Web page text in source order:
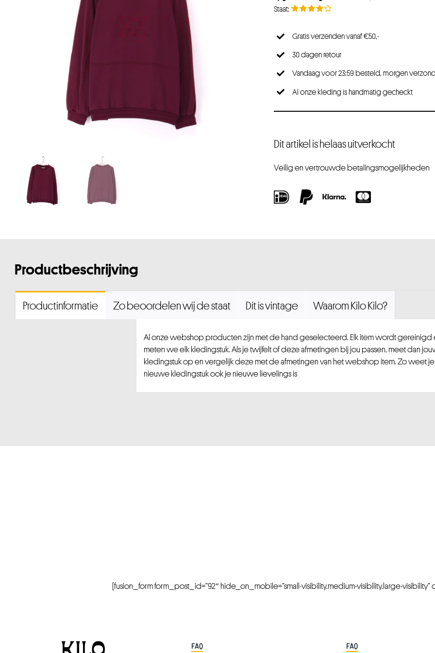
Gratis verzenden vanaf €50,-
30 dagen retour
Vandaag voor 23:59 besteld, morgen
Al onze kleding is handmatig gecheckt
Dit artikel is helaas uitverkocht
Veilig en vertrouwde betalingsmogelijkheden
Productbeschrijving
Productinformatie Zo beoordelen wij de staat Dit is vintage Waarom Kilo Kilo?
Al onze webshop producten zijn met de hand geselecteerd. Elk item wordt gereinigd
meten we elk kledingstuk. Als je twijfelt of deze afmetingen bij jou passen, meet dan
kledingstuk op en vergelijk deze met de afmetingen van het webshop item. Zo weet
nieuwe kledingstuk ook je nieuwe lievelings is
[fusion_form form_post_id=”92″ hide_on_mobile=”small-visibility,medium-visibility,large-visibility”
FAQ FAQ